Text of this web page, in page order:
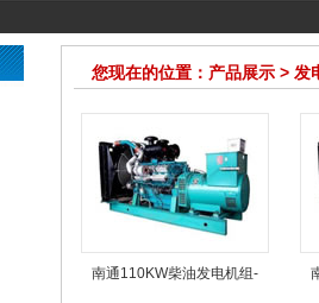
您现在的位置：产品展示 > 发
南通110KW柴油发电机组-